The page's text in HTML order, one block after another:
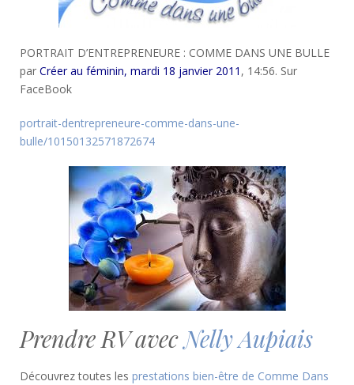
PORTRAIT D’ENTREPRENEURE : COMME DANS UNE BULLE
par Créer au féminin, mardi 18 janvier 2011 , 14:56. Sur
FaceBook
portrait-dentrepreneure-comme-dans-une-
bulle/10150132571872674
Prendre RV avecNelly Aupiais
Découvrez toutes les prestations bien-être de Comme Dans